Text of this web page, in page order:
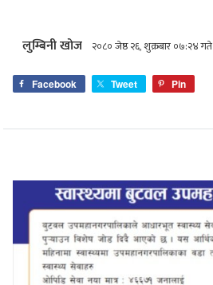
लुम्बिनी खोज २०८० जेष्ठ २६, शुक्रबार ०७:२४ गते
Facebook Tweet Pin